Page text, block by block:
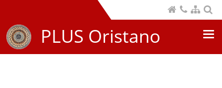
PLUS Oristano